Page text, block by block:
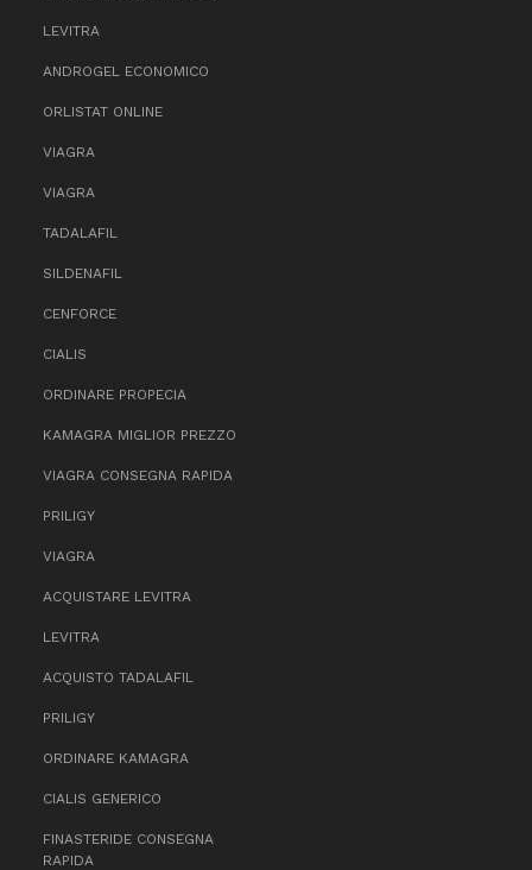
LEVITRA
ANDROGEL ECONOMICO
ORLISTAT ONLINE
VIAGRA
VIAGRA
TADALAFIL
SILDENAFIL
CENFORCE
CIALIS
ORDINARE PROPECIA
KAMAGRA MIGLIOR PREZZO
VIAGRA CONSEGNA RAPIDA
PRILIGY
VIAGRA
ACQUISTARE LEVITRA
LEVITRA
ACQUISTO TADALAFIL
PRILIGY
ORDINARE KAMAGRA
CIALIS GENERICO
FINASTERIDE CONSEGNA
RAPIDA